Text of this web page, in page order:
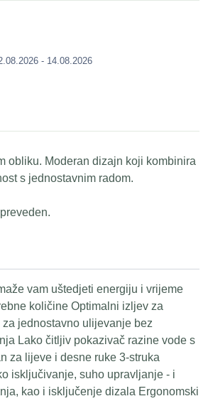
- 14.08.2026
obliku. Moderan dizajn koji kombinira
s jednostavnim radom.
vam uštedjeti energiju i vrijeme
količine Optimalni izljev za
jednostavno ulijevanje bez
Lako čitljiv pokazivač razine vode s
za lijeve i desne ruke 3-struka
isključivanje, suho upravljanje - i
kao i isključenje dizala Ergonomski